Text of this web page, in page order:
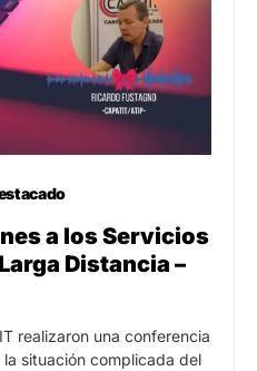
a los Servicios
Distancia –
realizaron una conferencia
situación complicada del